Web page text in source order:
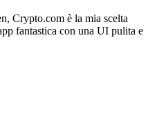
Crypto.com è la mia scelta
fantastica con una UI pulita e